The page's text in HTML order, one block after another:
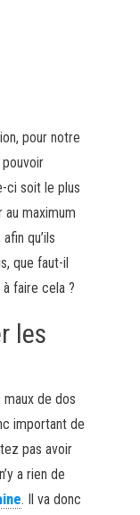
pour notre
ci soit le plus
maximum
qu’ils
que faut-il
faire cela ?
les
maux de dos
important de
pas avoir
a rien de
. Il va donc